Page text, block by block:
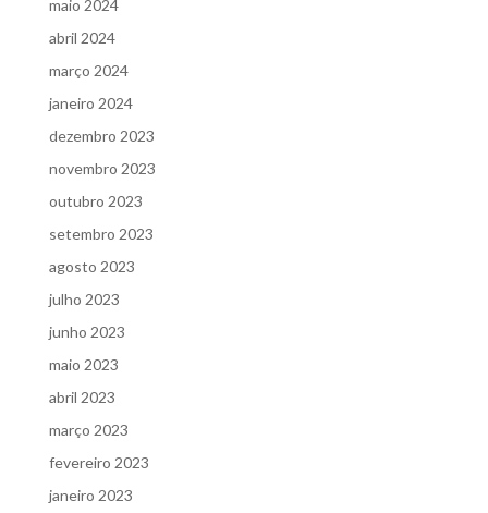
maio 2024
abril 2024
março 2024
janeiro 2024
dezembro 2023
novembro 2023
outubro 2023
setembro 2023
agosto 2023
julho 2023
junho 2023
maio 2023
abril 2023
março 2023
fevereiro 2023
janeiro 2023